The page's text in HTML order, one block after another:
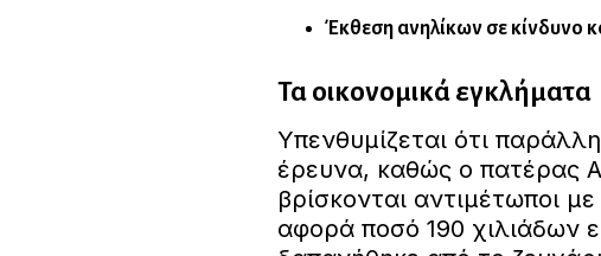
Έκθεση ανηλίκων σε κίνδυνο
Τα οικονομικά εγκλήματα
Υπενθυμίζεται ότι
έρευνα, καθώς ο πατέρας
βρίσκονται αντιμέτωποι
αφορά ποσό 190 χιλιάδων